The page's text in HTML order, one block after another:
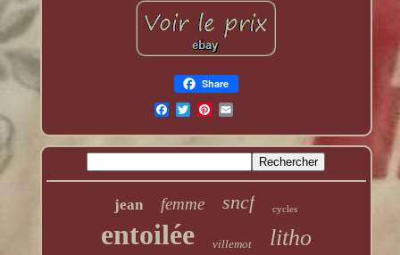
Share
jean femme sncf cycles
entoilée villemot litho